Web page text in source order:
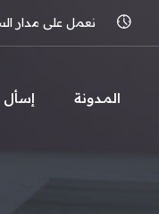
نعمل على مدار
المـدونة إسأل